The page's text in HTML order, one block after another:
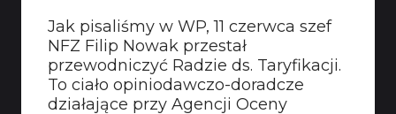
Jak pisaliśmy w WP, 11 czerwca szef
NFZ Filip Nowak przestał
przewodniczyć Radzie ds. Taryfikacji.
To ciało opiniodawczo-doradcze
działające przy Agencji Oceny